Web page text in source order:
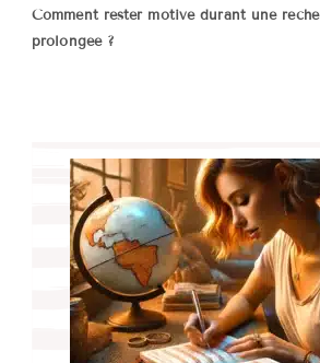
Comment rester motivé durant une
prolongée ?